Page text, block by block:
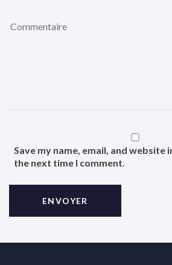
Save my name, email, and
the next time I comment.